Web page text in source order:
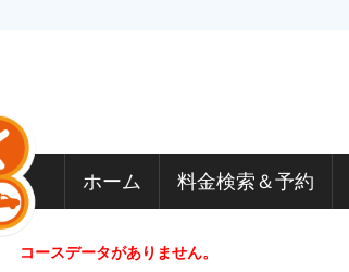
ホーム 料金検索＆予約
コースデータがありません。